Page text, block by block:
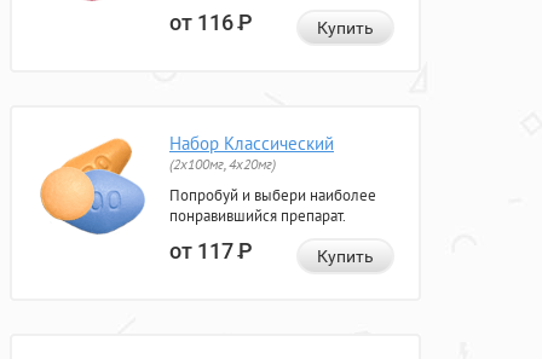
от 116Р Купить
Набор Классический
(2x100мг, 4x20мг)
Попробуй и выбери наиболее
понравившийся препарат.
от 117Р Купить